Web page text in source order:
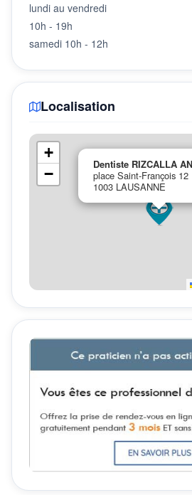
lundi au vendredi
10h - 19h
samedi 10h - 12h
Localisation
Dentiste RIZCALLA
place Saint-François 12
1003 LAUSANNE
+
−